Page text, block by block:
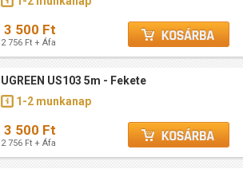
3 500 Ft
2 756 Ft + Áfa
UGREEN US103 5m - Fekete
1-2 munkanap
3 500 Ft
2 756 Ft + Áfa